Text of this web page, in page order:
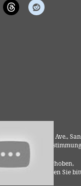
LLC, 901 Cherry Ave., San
DSGVO Ihre
Daten erhoben,
genau entnehmen Sie